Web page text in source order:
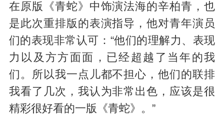
在原版《青蛇》中饰演法海的辛柏青，也
是此次重排版的表演指导，他对青年演员
们的表现非常认可：“他们的理解力、表现
力以及方方面面，已经超越了当年的我
们。所以我一点儿都不担心，他们的联排
我看了几次，我认为非常出色，应该是很
精彩很好看的一版《青蛇》。”